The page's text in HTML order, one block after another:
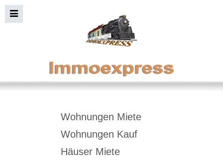
Immobiliensuche+BildWohnungen Miete
Wohnungen Kauf
Häuser Miete